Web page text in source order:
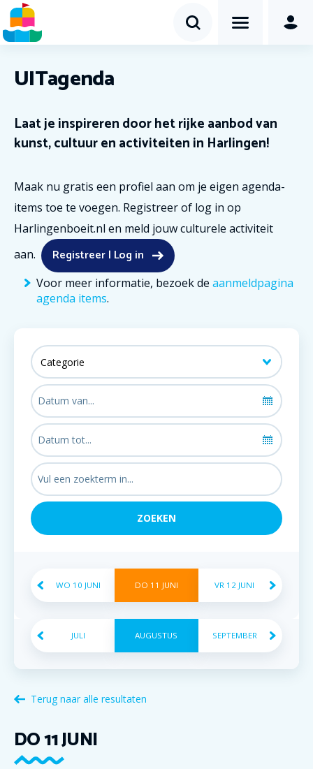
UITagenda
Laat je inspireren door het rijke aanbod van
kunst, cultuur en activiteiten in Harlingen!
Maak nu gratis een profiel aan om je eigen agenda-
items toe te voegen. Registreer of log in op
Harlingenboeit.nl en meld jouw culturele activiteit
aan.
Registreer | Log in
Voor meer informatie, bezoek de aanmeldpagina
agenda items.
WO 10 JUNI DO 11 JUNI VR 12 JUNI
JULI AUGUSTUS SEPTEMBER
Terug naar alle resultaten
DO11JUNI